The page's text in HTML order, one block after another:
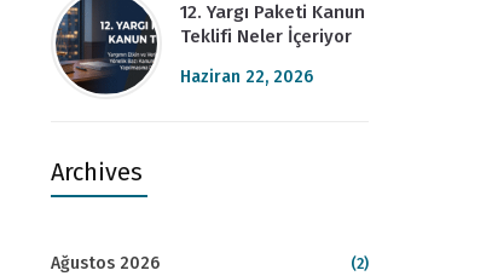
12. Yargı Paketi Kanun
Teklifi Neler İçeriyor
Haziran 22, 2026
Archives
Ağustos 2026 (2)